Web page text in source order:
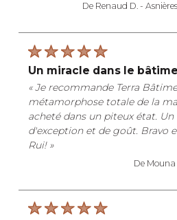
De Renaud D. -
un miracle dans le
« Je recommande Terra
métamorphose totale de la
acheté dans un piteux état.
d'exception et de goût. Bravo
Rui! »
De Mouna